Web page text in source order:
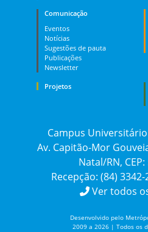
Comunicação
Eventos
Notícias
Sugestões de pauta
Publicações
Newsletter
Projetos
Campus
Av. Capitão-Mor
Natal/RN,
Recepção: (84)
Ver todos
Desenvolvido pelo
2009 a 2026 | Todos os